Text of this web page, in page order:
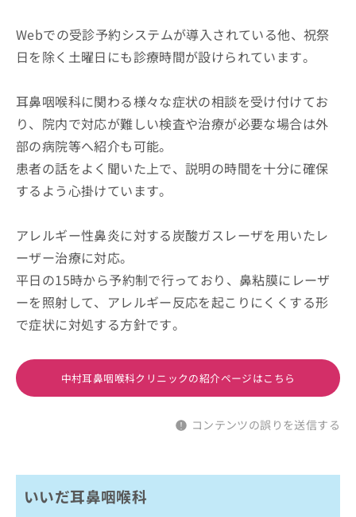
Webでの受診予約システムが導入されている他、祝祭
日を除く土曜日にも診療時間が設けられています。
耳鼻咽喉科に関わる様々な症状の相談を受け付けてお
り、院内で対応が難しい検査や治療が必要な場合は外
部の病院等へ紹介も可能。
患者の話をよく聞いた上で、説明の時間を十分に確保
するよう心掛けています。
アレルギー性鼻炎に対する炭酸ガスレーザを用いたレ
ーザー治療に対応。
平日の15時から予約制で行っており、鼻粘膜にレーザ
ーを照射して、アレルギー反応を起こりにくくする形
で症状に対処する方針です。
中村耳鼻咽喉科クリニックの紹介ページはこちら
コンテンツの誤りを送信する
いいだ耳鼻咽喉科